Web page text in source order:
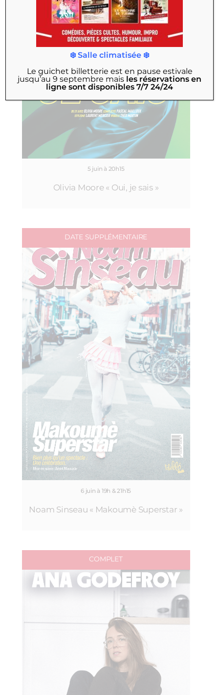
5 juin à 20h15
Olivia Moore « Oui, je sais »
DATE SUPPLÉMENTAIRE
6 juin à 19h & 21h15
Noam Sinseau « Makoumè Superstar »
COMPLET
❄️ Salle climatisée ❄️
Le guichet billetterie est en pause estivale
jusqu’au 9 septembre mais les réservations en
ligne sont disponibles 7/7 24/24